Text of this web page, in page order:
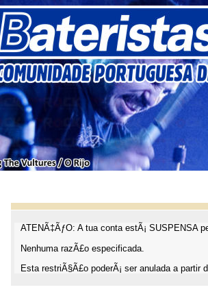
ATENÃ‡ÃƒO: A tua conta estÃ¡ SUSPENSA
Nenhuma razÃ£o especificada.
Esta restriÃ§Ã£o poderÃ¡ ser anulada a partir